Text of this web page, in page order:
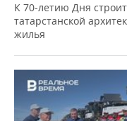
К 70-летию Дня
татарстанской
жилья